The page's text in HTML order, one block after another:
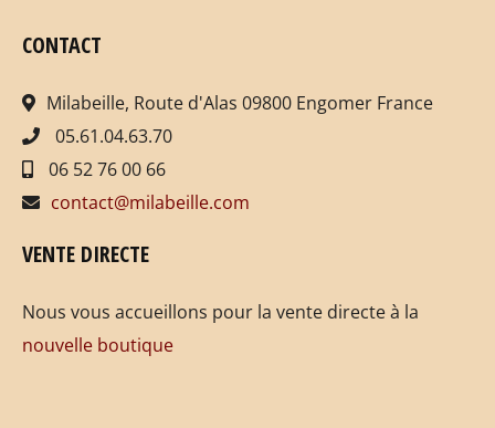
CONTACT
Milabeille, Route d'Alas 09800 Engomer France
05.61.04.63.70
06 52 76 00 66
contact@milabeille.com
VENTE DIRECTE
Nous vous accueillons pour la vente directe à la
nouvelle boutique